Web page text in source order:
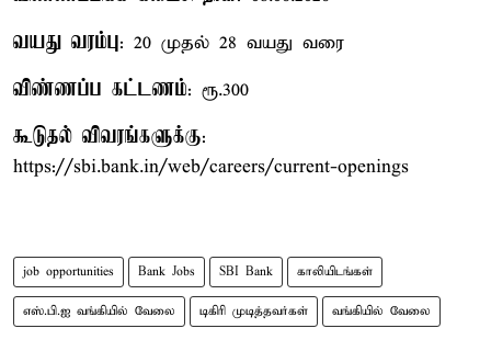
வயது வரம்பு: 20 முதல் 28 வயது வரை
விண்ணப்ப கட்டணம்: ரூ.300
கூடுதல் விவரங்களுக்கு:
https://sbi.bank.in/web/careers/current-openings
job opportunities Bank Jobs SBI Bank காலியிடங்கள்
எஸ்.பி.ஐ வங்கியில் வேலை டிகிரி முடித்தவர்கள் வங்கியில் வேலை